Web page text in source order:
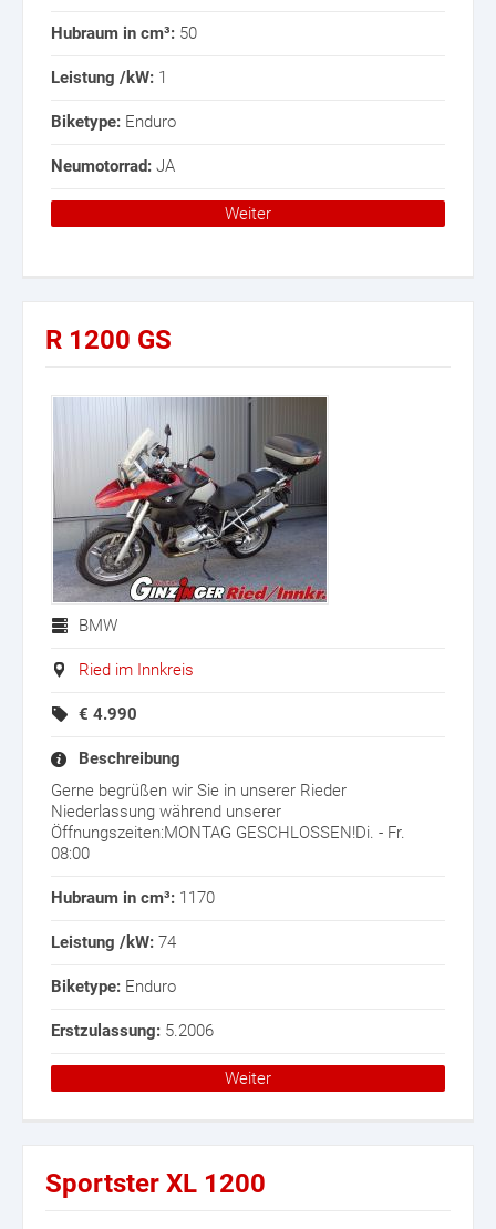
Hubraum in cm³: 50
Leistung /kW: 1
Biketype: Enduro
Neumotorrad: JA
Weiter
R 1200 GS
BMW
Ried im Innkreis
€ 4.990
Beschreibung
Gerne begrüßen wir Sie in unserer Rieder
Niederlassung während unserer
Öffnungszeiten:MONTAG GESCHLOSSEN!Di. - Fr.
08:00
Hubraum in cm³: 1170
Leistung /kW: 74
Biketype: Enduro
Erstzulassung: 5.2006
Weiter
Sportster XL 1200